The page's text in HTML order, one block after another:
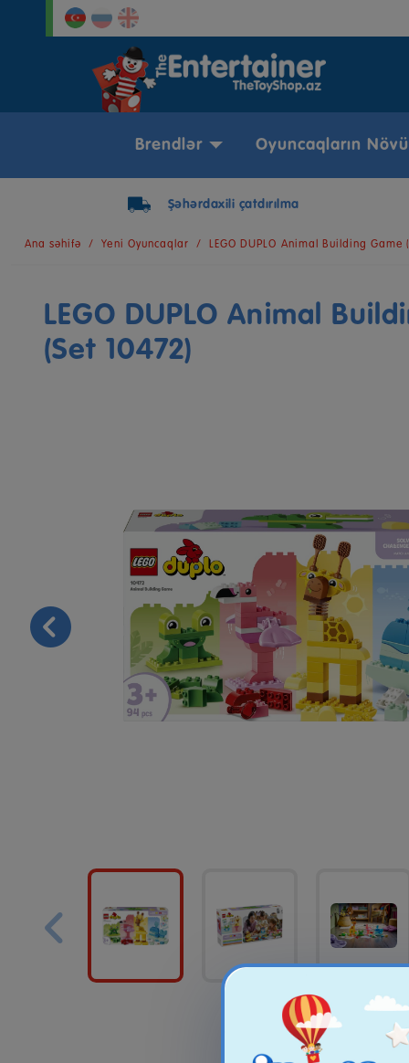
Brendlər Oyuncaqların Növü
Şəhərdaxili çatdırılma
Ana səhifə Yeni Oyuncaqlar LEGO DUPLO Animal Building Game
LEGO DUPLO Animal
(Set 10472)
Oyun Dəsti Hasbro
F4373 Play-Doh Pizza
Barbie - Make